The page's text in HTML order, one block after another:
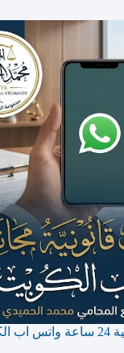
استشارات قانونية مجانية 24 ساعة